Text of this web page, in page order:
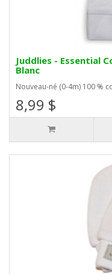
Juddlies - Essential
Blanc
Nouveau-né (0-4m) 100 %
8,99 $